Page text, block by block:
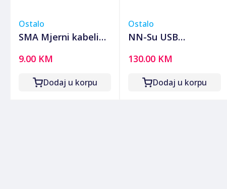
Ostalo
SMA Mjerni kabeli
dužina 90 cm - MZ
SMART
9.00 KM
Dodaj u korpu
Ostalo
NN-Su USB
tester za brzo
punjenje - FNB48S
130.00 KM
Dodaj u korpu